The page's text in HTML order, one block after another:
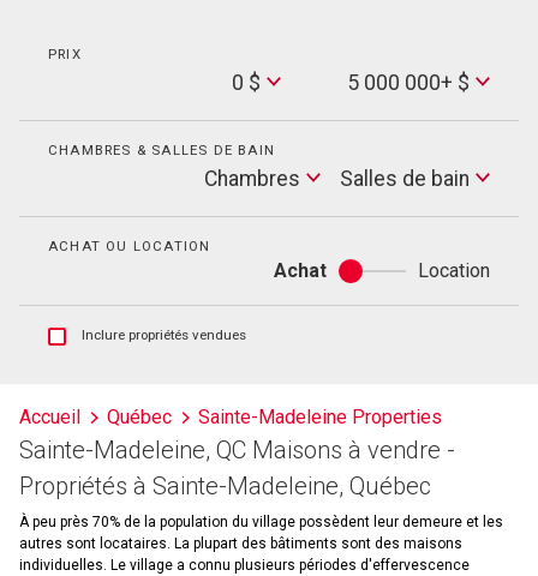
PRIX
0 $
Max
Price
5 000 000+ $
CHAMBRES & SALLES DE BAIN
Chambres
Salles
de
Salles de bain
ACHAT OU LOCATION
Achat
Achat
ou
Location
Afficher
et
les
historiques
d'inscriptions
Inclure propriétés vendues
Accueil Québec Sainte-Madeleine Properties
Sainte-Madeleine, QC Maisons à vendre -
Propriétés à Sainte-Madeleine, Québec
À peu près 70% de la population du village possèdent leur demeure et les
autres sont locataires. La plupart des bâtiments sont des maisons
individuelles. Le village a connu plusieurs périodes d'effervescence